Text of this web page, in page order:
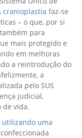
cranioplastia faz-se
– o que, por si
para
mais protegido e
em melhoras
a reintrodução do
a
pelo SUS
judicial,
de vida.
utilizando uma